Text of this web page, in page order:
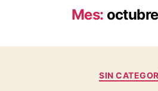
Mes:
SIN